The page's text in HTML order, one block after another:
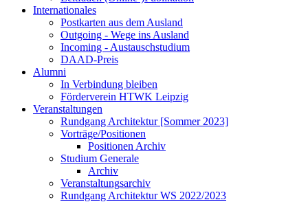
Internationales
Postkarten aus dem Ausland
Outgoing - Wege ins Ausland
Incoming - Austauschstudium
DAAD-Preis
Alumni
In Verbindung bleiben
Förderverein HTWK Leipzig
Veranstaltungen
Rundgang Architektur [Sommer 2023]
Vorträge/Positionen
Positionen Archiv
Studium Generale
Archiv
Veranstaltungsarchiv
Rundgang Architektur WS 2022/2023